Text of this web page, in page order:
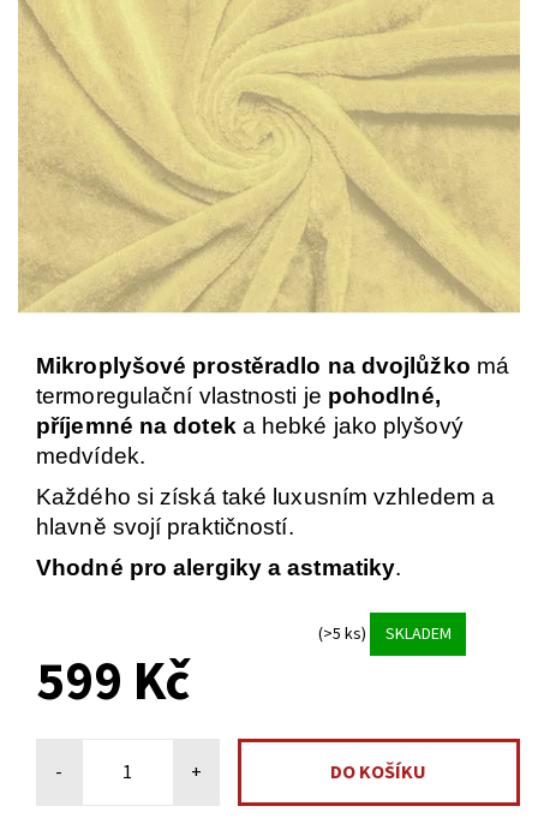
Mikroplyšové prostěradlo na dvojlůžko má
termoregulační vlastnosti je pohodlné,
příjemné na doteka hebké jako plyšový
medvídek.
Každého si získá také luxusním vzhledem a
hlavně svojí praktičností.
Vhodné pro alergiky a astmatiky.
(>5 ks) SKLADEM
599 Kč
- +